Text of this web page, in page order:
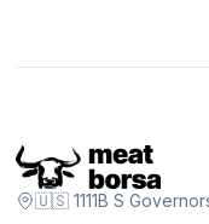
🇺🇸 1111B S